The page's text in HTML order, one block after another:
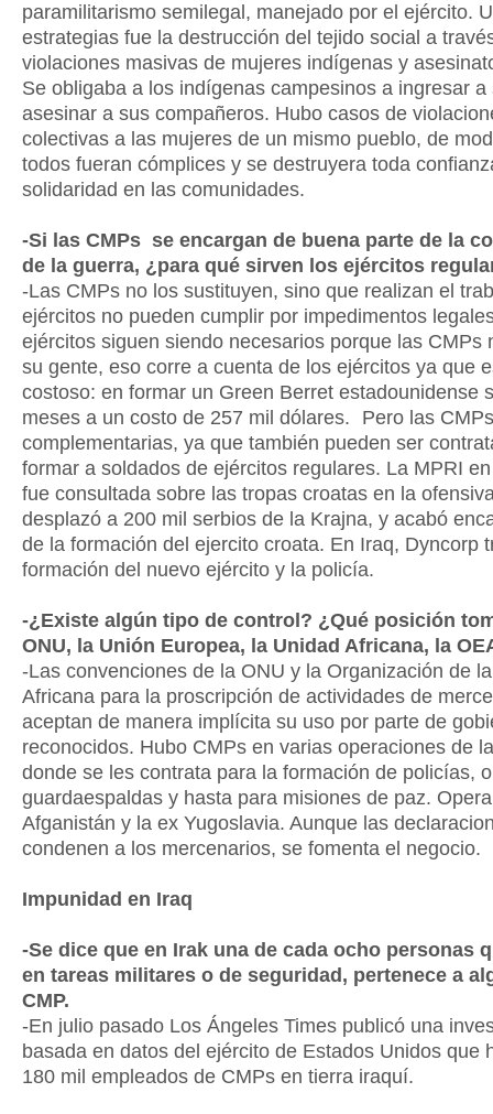
paramilitarismo semilegal, manejado por el ejército.
estrategias fue la destrucción del tejido social a
violaciones masivas de mujeres indígenas y
Se obligaba a los indígenas campesinos a ingresar a
asesinar a sus compañeros. Hubo casos de
colectivas a las mujeres de un mismo pueblo, de
todos fueran cómplices y se destruyera toda
solidaridad en las comunidades.
-Si las CMPs se encargan de buena parte de la
de la guerra, ¿para qué sirven los ejércitos
-Las CMPs no los sustituyen, sino que realizan el
ejércitos no pueden cumplir por impedimentos
ejércitos siguen siendo necesarios porque las CMPs
su gente, eso corre a cuenta de los ejércitos ya que
costoso: en formar un Green Berret estadounidense
meses a un costo de 257 mil dólares. Pero las
complementarias, ya que también pueden ser
formar a soldados de ejércitos regulares. La MPRI
fue consultada sobre las tropas croatas en la
desplazó a 200 mil serbios de la Krajna, y acabó
de la formación del ejercito croata. En Iraq, Dyncorp
formación del nuevo ejército y la policía.
-¿Existe algún tipo de control? ¿Qué posición
ONU, la Unión Europea, la Unidad Africana, la
-Las convenciones de la ONU y la Organización de
Africana para la proscripción de actividades de
aceptan de manera implícita su uso por parte de
reconocidos. Hubo CMPs en varias operaciones de
donde se les contrata para la formación de policías,
guardaespaldas y hasta para misiones de paz.
Afganistán y la ex Yugoslavia. Aunque las
condenen a los mercenarios, se fomenta el negocio.
Impunidad en Iraq
-Se dice que en Irak una de cada ocho personas
en tareas militares o de seguridad, pertenece a
CMP.
-En julio pasado Los Ángeles Times publicó una
basada en datos del ejército de Estados Unidos que
180 mil empleados de CMPs en tierra iraquí.